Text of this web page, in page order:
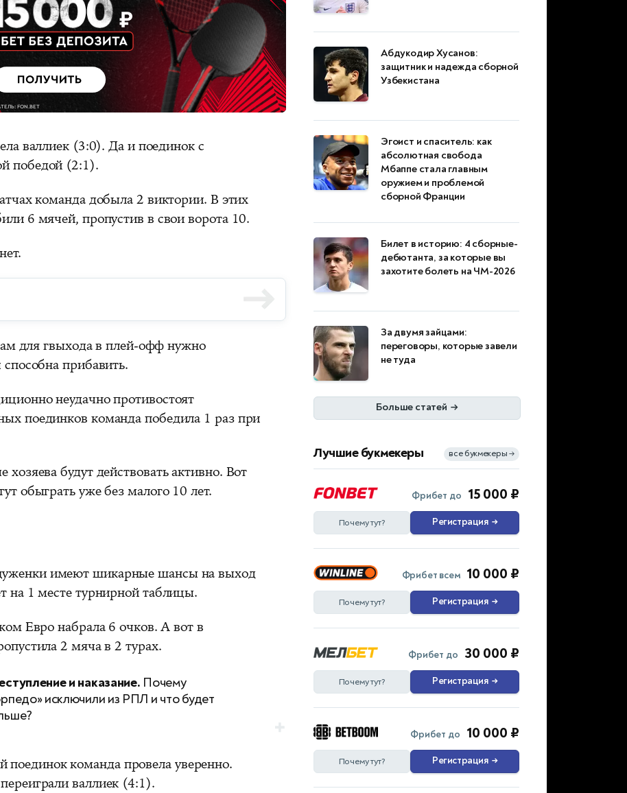
валлиек (3:0). Да и поединок с
победой (2:1).
команда добыла 2 виктории. В этих
6 мячей, пропустив в свои ворота 10.
для гвыхода в плей-офф нужно
прибавить.
неудачно противостоят
поединков команда победила 1 раз при
будут действовать активно. Вот
обыграть уже без малого 10 лет.
имеют шикарные шансы на выход
1 месте турнирной таблицы.
Евро набрала 6 очков. А вот в
2 мяча в 2 турах.
и наказание. Почему
исключили из РПЛ и что будет
команда провела уверенно.
валлиек (4:1).
Абдукодир Хусанов:
защитник и надежда сборной
Узбекистана
Эгоист и спаситель: как
абсолютная свобода
Мбаппе стала главным
оружием и проблемой
сборной Франции
Билет в историю: 4 сборные-
дебютанта, за которые вы
захотите болеть на ЧМ-2026
За двумя зайцами:
переговоры, которые завели
не туда
Больше статей →
Лучшие букмекеры все букмекеры →
Фрибет до 15 000 ₽
Почему тут? Регистрация →
Фрибет всем 10 000 ₽
Почему тут? Регистрация →
Фрибет до 30 000 ₽
Почему тут? Регистрация →
Фрибет до 10 000 ₽
Почему тут? Регистрация →